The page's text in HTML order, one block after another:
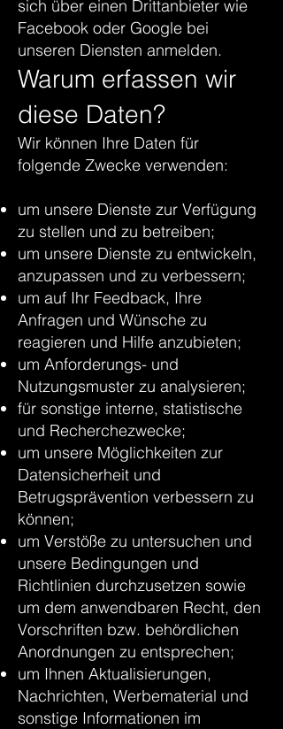
sich über einen Drittanbieter wie
Facebook oder Google bei
unseren Diensten anmelden.
Warum erfassen wir
diese Daten?
Wir können Ihre Daten für
folgende Zwecke verwenden:
um unsere Dienste zur Verfügung
zu stellen und zu betreiben;
um unsere Dienste zu entwickeln,
anzupassen und zu verbessern;
um auf Ihr Feedback, Ihre
Anfragen und Wünsche zu
reagieren und Hilfe anzubieten;
um Anforderungs- und
Nutzungsmuster zu analysieren;
für sonstige interne, statistische
und Recherchezwecke;
um unsere Möglichkeiten zur
Datensicherheit und
Betrugsprävention verbessern zu
können;
um Verstöße zu untersuchen und
unsere Bedingungen und
Richtlinien durchzusetzen sowie
um dem anwendbaren Recht, den
Vorschriften bzw. behördlichen
Anordnungen zu entsprechen;
um Ihnen Aktualisierungen,
Nachrichten, Werbematerial und
sonstige Informationen im